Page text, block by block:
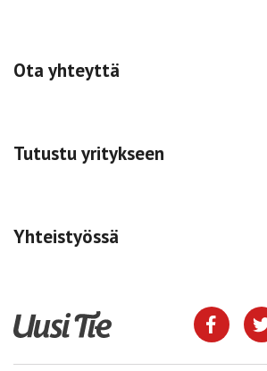
Ota yhteyttä
Tutustu yritykseen
Yhteistyössä